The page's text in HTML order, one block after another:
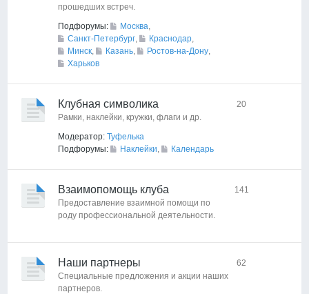
прошедших встреч.
Подфорумы:
Москва,
Санкт-Петербург, Краснодар,
Минск, Казань, Ростов-на-Дону,
Харьков
Клубная символика
Рамки, наклейки, кружки, флаги и др.
Модератор: Туфелька
Подфорумы:
Наклейки, Календарь
20
Взаимопомощь клуба
Предоставление взаимной помощи по
роду профессиональной деятельности.
141
Наши партнеры
Специальные предложения и акции наших
партнеров.
62